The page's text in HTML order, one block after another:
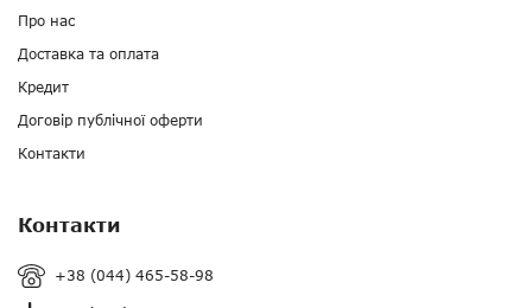
Про нас
Доставка та оплата
Кредит
Договір публічної оферти
Контакти
Контакти
+38 (044) 465-58-98